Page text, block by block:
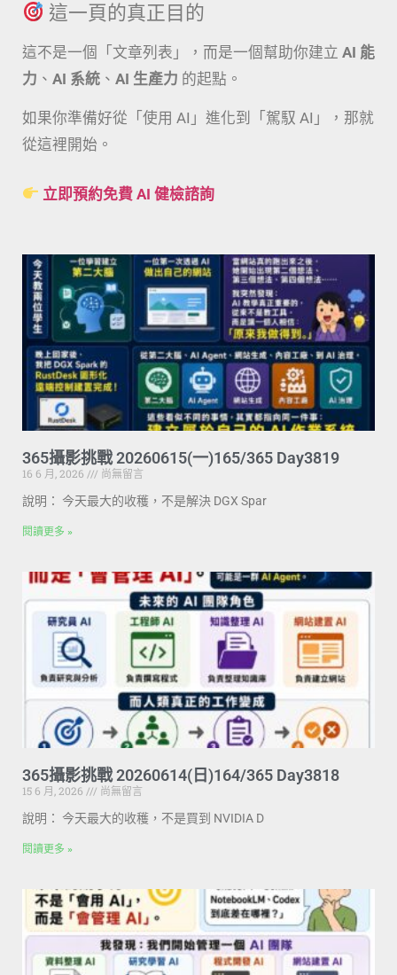
這一頁的真正目的
這不是一個「文章列表」，而是一個幫助你建立 AI 能
力 、 AI 系統 、 AI 生產力 的起點。
如果你準備好從「使用 AI」進化到「駕馭 AI」，那就
從這裡開始。
立即預約免費 AI 健檢諮詢
365攝影挑戰 20260615(一)165/365 Day3819
16 6 月, 2026
尚無留言
說明： 今天最大的收穫，不是解決 DGX Spar
閱讀更多 »
365攝影挑戰 20260614(日)164/365 Day3818
15 6 月, 2026
尚無留言
說明： 今天最大的收穫，不是買到 NVIDIA D
閱讀更多 »